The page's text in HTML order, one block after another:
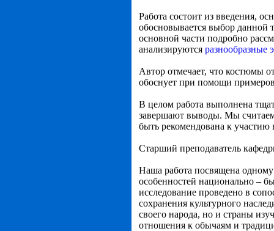
Работа состоит из введения,
обосновывается выбор данной
основной части подробно
анализируются разнообразные
Автор отмечает, что костюмы
обоснует при помощи
В целом работа выполнена
завершают выводы. Мы
быть рекомендована к
Старший преподаватель
Наша работа посвящена
особенностей национально –
исследование проведено в
сохранения культурного
своего народа, но и страны
отношения к обычаям и